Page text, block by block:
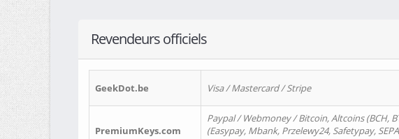
Revendeurs officiels
GeekDot.be Visa / Mastercard / Stripe
PremiumKeys.com
Paypal / Webmoney / Bitcoin, Altcoins (BCH,
(Easypay, Mbank, Przelewy24, Safetypay,